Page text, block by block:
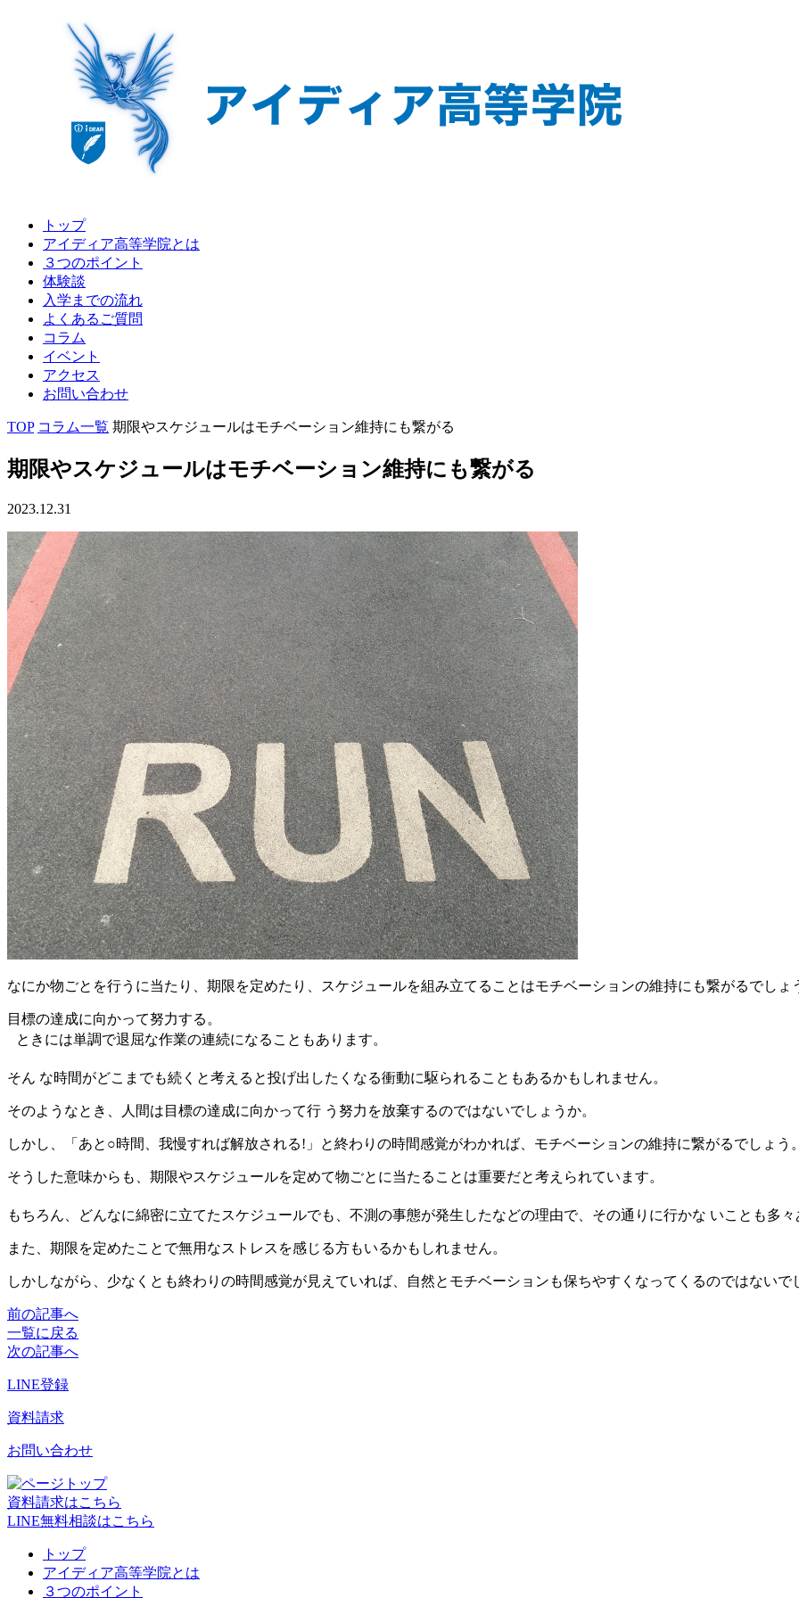
トップ
アイディア高等学院とは
３つのポイント
体験談
入学までの流れ
よくあるご質問
コラム
イベント
アクセス
お問い合わせ
TOP コラム一覧 期限やスケジュールはモチベーション維持にも繋がる
期限やスケジュールはモチベーション維持にも繋がる
2023.12.31
なにか物ごとを行うに当たり、期限を定めたり、スケジュールを組み立てることはモチベーションの維持にも繋がるでしょ
目標の達成に向かって努力する。
ときには単調で退屈な作業の連続になることもあります。
そん な時間がどこまでも続くと考えると投げ出したくなる衝動に駆られることもあるかもしれません。
そのようなとき、人間は目標の達成に向かって行 う努力を放棄するのではないでしょうか。
しかし、「あと○時間、我慢すれば解放される!」と終わりの時間感覚がわかれば、モチベーションの維持に繋がるでしょう
そうした意味からも、期限やスケジュールを定めて物ごとに当たることは重要だと考えられています。
もちろん、どんなに綿密に立てたスケジュールでも、不測の事態が発生したなどの理由で、その通りに行かな いことも多
また、期限を定めたことで無用なストレスを感じる方もいるかもしれません。
しかしながら、少なくとも終わりの時間感覚が見えていれば、自然とモチベーションも保ちやすくなってくるのではないで
前の記事へ
一覧に戻る
次の記事へ
LINE登録
資料請求
お問い合わせ
資料請求はこちら
LINE無料相談はこちら
トップ
アイディア高等学院とは
３つのポイント